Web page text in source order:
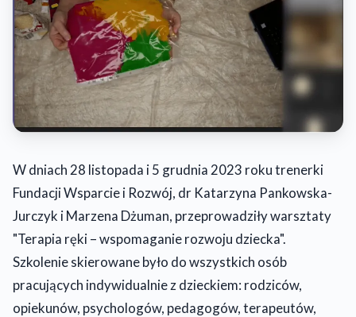
W dniach 28 listopada i 5 grudnia 2023 roku trenerki
Fundacji Wsparcie i Rozwój, dr Katarzyna Pankowska-
Jurczyk i Marzena Dżuman, przeprowadziły warsztaty
"Terapia ręki – wspomaganie rozwoju dziecka".
Szkolenie skierowane było do wszystkich osób
pracujących indywidualnie z dzieckiem: rodziców,
opiekunów, psychologów, pedagogów, terapeutów,